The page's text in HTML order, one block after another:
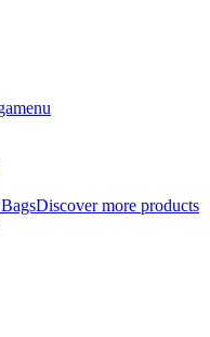
Discover more products